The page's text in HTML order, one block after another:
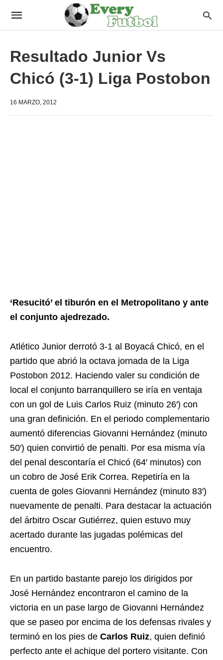
Resultado Junior Vs
Chicó (3-1) Liga Postobon
16 MARZO, 2012
‘Resucitó’ el tiburón en el Metropolitano y ante
el conjunto ajedrezado.
Atlético Junior derrotó 3-1 al Boyacá Chicó, en el
partido que abrió la octava jornada de la Liga
Postobon 2012. Haciendo valer su condición de
local el conjunto barranquillero se iría en ventaja
con un gol de Luis Carlos Ruiz (minuto 26′) con
una gran definición. En el periodo complementario
aumentó diferencias Giovanni Hernández (minuto
50′) quien convirtió de penalti. Por esa misma vía
del penal descontaría el Chicó (64′ minutos) con
un cobro de José Erik Correa. Repetiría en la
cuenta de goles Giovanni Hernández (minuto 83′)
nuevamente de penalti. Para destacar la actuación
del árbitro Oscar Gutiérrez, quien estuvo muy
acertado durante las jugadas polémicas del
encuentro.
En un partido bastante parejo los dirigidos por
José Hernández encontraron el camino de la
victoria en un pase largo de Giovanni Hernández
que se paseo por encima de los defensas rivales y
terminó en los pies de Carlos Ruiz, quien definió
perfecto ante el achique del portero visitante. Con